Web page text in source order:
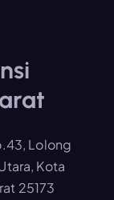
Lolong
Kota
25173